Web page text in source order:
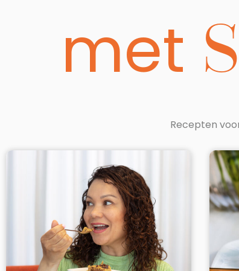
met
Recepten